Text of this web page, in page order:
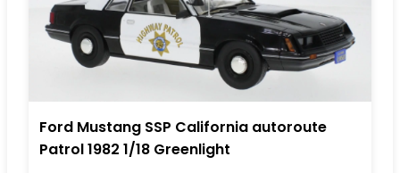
Ford Mustang SSP California autoroute
Patrol 1982 1/18 Greenlight